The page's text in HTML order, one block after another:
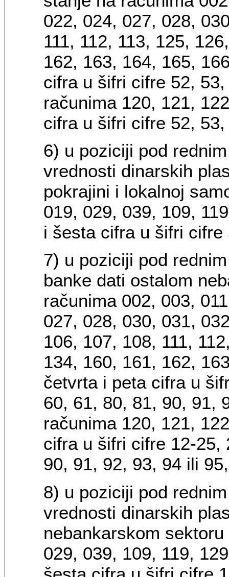
022, 024, 027, 028,
111, 112, 113, 125,
162, 163, 164, 165,
cifra u šifri cifre 52,
računima 120, 121,
cifra u šifri cifre 52,
6) u poziciji pod
vrednosti dinarskih
pokrajini i lokalnoj
019, 029, 039, 109,
i šesta cifra u šifri cifre
7) u poziciji pod
banke dati ostalom
računima 002, 003,
027, 028, 030, 031,
106, 107, 108, 111,
134, 160, 161, 162,
četvrta i peta cifra u
60, 61, 80, 81, 90, 91,
računima 120, 121,
cifra u šifri cifre 12-25,
90, 91, 92, 93, 94 ili
8) u poziciji pod
vrednosti dinarskih
nebankarskom
029, 039, 109, 119,